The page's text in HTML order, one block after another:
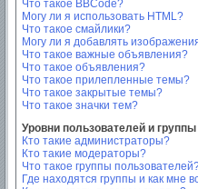
Что такое BBCode?
Могу ли я использовать HTML?
Что такое смайлики?
Могу ли я добавлять
Что такое важные объявления?
Что такое объявления?
Что такое прилепленные темы?
Что такое закрытые темы?
Что такое значки тем?
Уровни пользователей и группы
Кто такие администраторы?
Кто такие модераторы?
Что такое группы
Где находятся группы и как мне